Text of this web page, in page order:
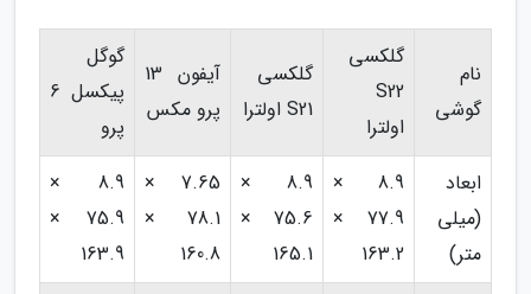
نام
گوشی
گلکسی
S22
اولترا
گلکسی
S21 اولترا
آیفون 13
پرو مکس
گوگل
پیکسل 6
پرو
ابعاد
(میلی
متر)
8.9 ×
77.9 ×
163.2
8.9 ×
75.6 ×
165.1
7.65 ×
78.1 ×
160.8
8.9 ×
75.9 ×
163.9